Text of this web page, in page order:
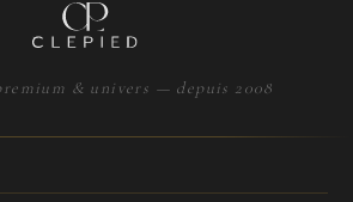
& univers — depuis 2008